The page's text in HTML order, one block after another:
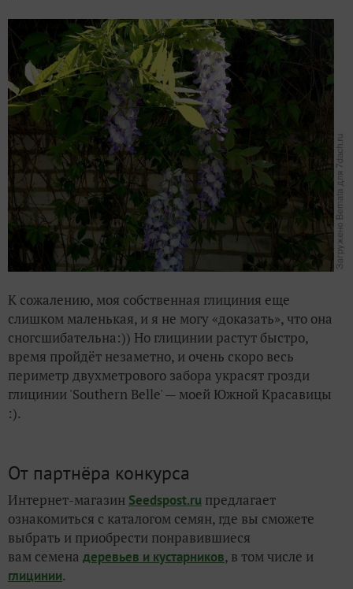
К сожалению, моя собственная глициния еще
слишком маленькая, и я не могу «доказать», что она
сногсшибательна:)) Но глицинии растут быстро,
время пройдёт незаметно, и очень скоро весь
периметр двухметрового забора украсят грозди
глицинии 'Southern Belle' — моей Южной Красавицы
:).
От партнёра конкурса
Интернет-магазин Seedspost.ru предлагает
ознакомиться с каталогом семян, где вы сможете
выбрать и приобрести понравившиеся
вам семена деревьев и кустарников, в том числе и
глицинии.